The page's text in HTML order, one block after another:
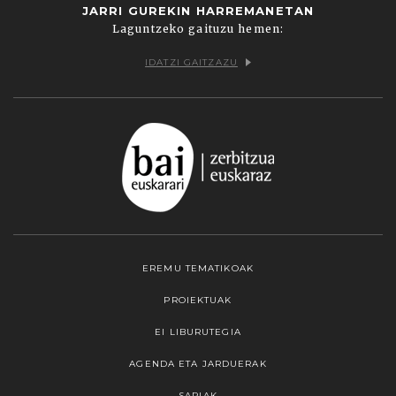
JARRI GUREKIN HARREMANETAN
Laguntzeko gaituzu hemen:
IDATZI GAITZAZU
EREMU TEMATIKOAK
PROIEKTUAK
EI LIBURUTEGIA
AGENDA ETA JARDUERAK